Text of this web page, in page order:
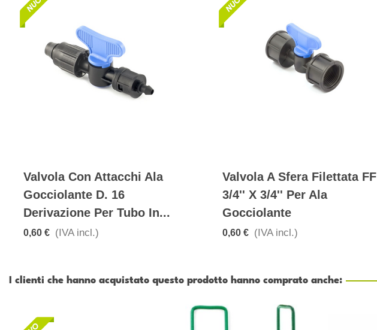
Valvola Con Attacchi Ala
Gocciolante D. 16
Derivazione Per Tubo In...
0,60 € (IVA incl.)
Valvola A Sfera Filettata FF
3/4'' X 3/4'' Per Ala
Gocciolante
0,60 € (IVA incl.)
I clienti che hanno acquistato questo prodotto hanno comprato anche: